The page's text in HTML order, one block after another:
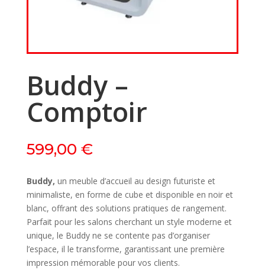
Buddy –
Comptoir
599,00 €
Buddy, un meuble d’accueil au design futuriste et
minimaliste, en forme de cube et disponible en noir et
blanc, offrant des solutions pratiques de rangement.
Parfait pour les salons cherchant un style moderne et
unique, le Buddy ne se contente pas d’organiser
l’espace, il le transforme, garantissant une première
impression mémorable pour vos clients.